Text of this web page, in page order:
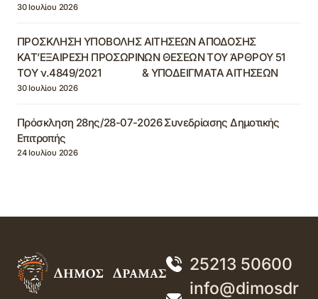
30 Ιουλίου 2026
ΠΡΟΣΚΛΗΣΗ ΥΠΟΒΟΛΗΣ ΑΙΤΗΣΕΩΝ ΑΠΟΔΟΣΗΣ
ΚΑΤ’ΕΞΑΙΡΕΣΗ ΠΡΟΣΩΡΙΝΩΝ ΘΕΣΕΩΝ ΤΟΥ ΆΡΘΡΟΥ 51
ΤΟΥ ν.4849/2021 & ΥΠΟΔΕΙΓΜΑΤΑ ΑΙΤΗΣΕΩΝ
30 Ιουλίου 2026
Πρόσκληση 28ης/28-07-2026 Συνεδρίασης Δημοτικής
Επιτροπής
24 Ιουλίου 2026
25213 50600
info@dimosdr